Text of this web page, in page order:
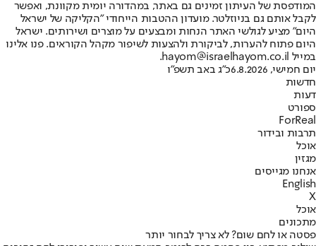
המודפסת של העיתון זמינים גם באתר, במהדורה יומית מקוונת, ואפשר
לקבל אותם גם בניוזלטר. מועדון ההטבות הייחודי "הקליקה של ישראל
היום" מציע לגולשי האתר הנחות ומבצעים על מוצרים ושירותים. ישראל
היום פתוח להערות, לביקורת ולהצעות לשיפור מקהל הקוראים. פנו אלינו
במייל hayom@israelhayom.co.il.
יום חמישי, 6.8.2026
כ"ג באב תשפ"ו
חדשות
דעות
ספורט
ForReal
תרבות ובידור
אוכל
מגזין
אנחנו מגייסים
English
X
אוכל
מתכונים
פסטה או לחם שום? לא צריך לבחור יותר